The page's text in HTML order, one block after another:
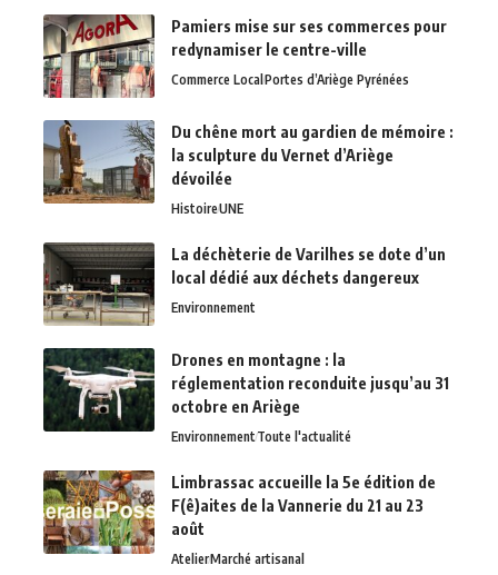
Pamiers mise sur ses commerces pour
redynamiser le centre-ville
Commerce LocalPortes d’Ariège Pyrénées
Du chêne mort au gardien de mémoire :
la sculpture du Vernet d’Ariège
dévoilée
HistoireUNE
La déchèterie de Varilhes se dote d’un
local dédié aux déchets dangereux
Environnement
Drones en montagne : la
réglementation reconduite jusqu’au 31
octobre en Ariège
EnvironnementToute l'actualité
Limbrassac accueille la 5e édition de
F(ê)aites de la Vannerie du 21 au 23
août
AtelierMarché artisanal